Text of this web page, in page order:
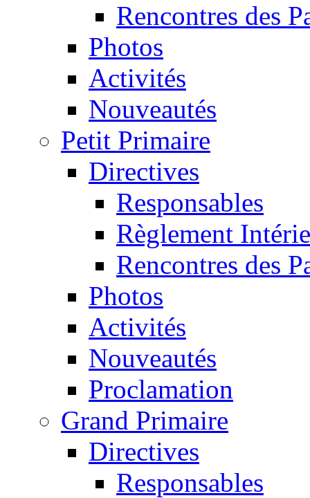
Rencontres des
Photos
Activités
Nouveautés
Petit Primaire
Directives
Responsables
Règlement
Rencontres des
Photos
Activités
Nouveautés
Proclamation
Grand Primaire
Directives
Responsables